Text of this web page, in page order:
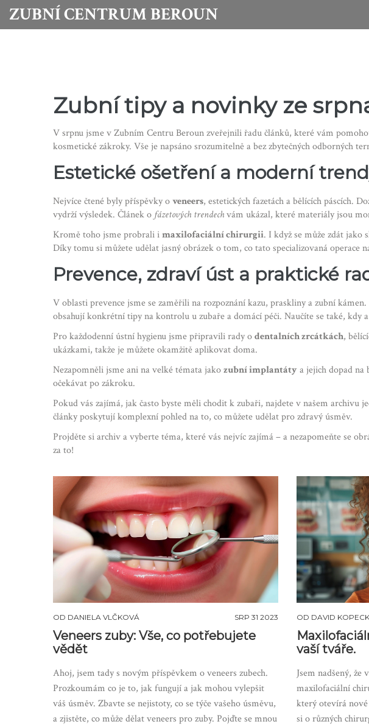
ZUBNÍ CENTRUM BEROUN
Zubní tipy a novinky ze
V srpnu jsme v Zubním Centru Beroun zveřejnili řadu článků, které vám
kosmetické zákroky. Vše je napsáno srozumitelně a bez zbytečných odborných
Estetické ošetření a moderní
Nejvíce čtené byly příspěvky oveneers, estetických fazetách a bělících páscích.
vydrží výsledek. Článek o fázetových trendechvám ukázal, které materiály jsou
Kromě toho jsme probrali imaxilofaciální chirurgii. I když se může zdát jako
Díky tomu si můžete udělat jasný obrázek o tom, co tato specializovaná operace
Prevence, zdraví úst a praktické
V oblasti prevence jsme se zaměřili na rozpoznání kazu, praskliny a zubní
obsahují konkrétní tipy na kontrolu u zubaře a domácí péči. Naučíte se také, kdy
Pro každodenní ústní hygienu jsme připravili rady odentalních zrcátkách,
ukázkami, takže je můžete okamžitě aplikovat doma.
Nezapomněli jsme ani na velké témata jakozubní implantátya jejich dopad
očekávat po zákroku.
Pokud vás zajímá, jak často byste měli chodit k zubaři, najdete v našem
články poskytují komplexní pohled na to, co můžete udělat pro zdravý úsměv.
Projděte si archiv a vyberte téma, které vás nejvíc zajímá – a nezapomeňte se
za to!
OD DANIELA VLČKOVÁ SRP 31 2023
Veneers zuby: Vše, co potřebujete
vědět
Ahoj, jsem tady s novým příspěvkem o veneers zubech.
Prozkoumám co je to, jak fungují a jak mohou vylepšit
váš úsměv. Zbavte se nejistoty, co se týče vašeho úsměvu,
a zjistěte, co může dělat veneers pro zuby. Pojďte se mnou
OD DAVID
vaší tváře.
Jsem nadšený,
maxilofaciální
který otevírá
si o různých